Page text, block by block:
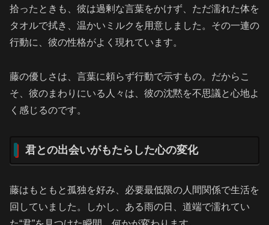
拾ったときも、彼は過剰な言葉をかけず、ただ濡れた体を
タオルで拭き、温かいミルクを用意しました。その一連の
行動に、彼の性格がよく現れています。
藤の優しさは、言葉に頼らず行動で示すもの。だからこ
そ、彼のまわりにいる人々は、彼の沈黙を不思議と心地よ
く感じるのです。
君との出会いがもたらした心の変化
藤はもともと孤独を好み、必要最低限の人間関係で生活を
回していました。しかし、ある雨の日、道端で濡れてい